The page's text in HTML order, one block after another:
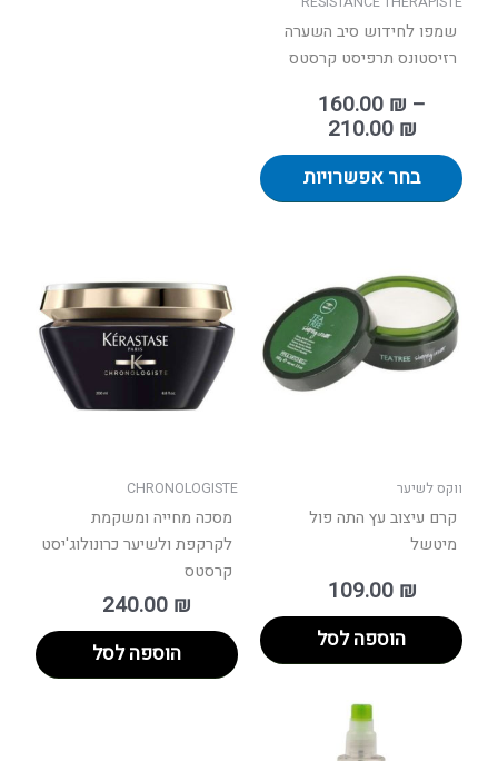
CHRONOLOGISTE
מסכה מחייה ומשקמת
לקרקפת ולשיער כרונולוג'יסט
קרסטס
240.00 ₪
הוספה לסל
ווקס לשיער
קרם עיצוב עץ התה פול
מיטשל
109.00 ₪
הוספה לסל
שמפו לחידוש סיב השערה
רזיסטונס תרפיסט קרסטס
160.00 ₪ –
210.00 ₪
בחר אפשרויות